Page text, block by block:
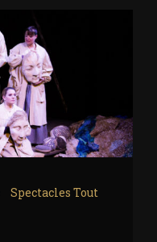
Spectacles Tout